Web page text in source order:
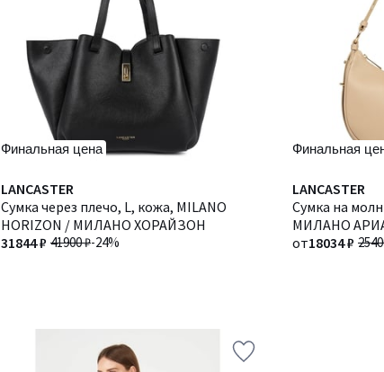
Финальная цена
LANCASTER
Сумка через плечо, L, кожа, MILANO
HORIZON / МИЛАНО ХОРАЙЗОН
41900 ₽-24%
31844 ₽
Финальная
LANCASTER
Сумка на
МИЛАНО
от18034 ₽
Количество
цветов:
2